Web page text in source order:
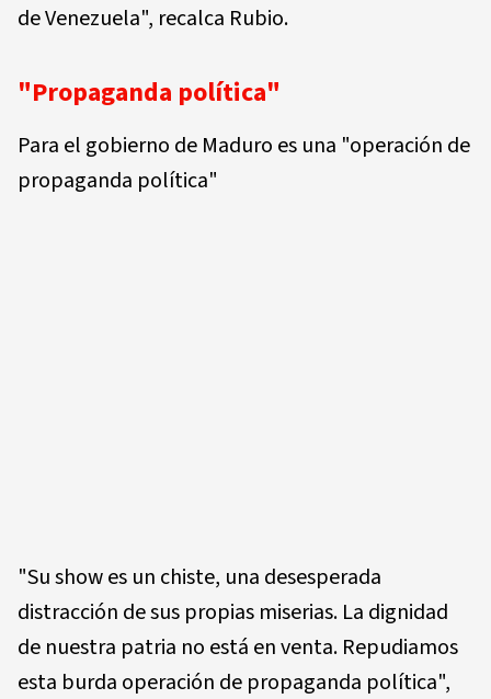
de Venezuela", recalca Rubio.
"Propaganda política"
Para el gobierno de Maduro es una "operación de
propaganda política"
"Su show es un chiste, una desesperada
distracción de sus propias miserias. La dignidad
de nuestra patria no está en venta. Repudiamos
esta burda operación de propaganda política",